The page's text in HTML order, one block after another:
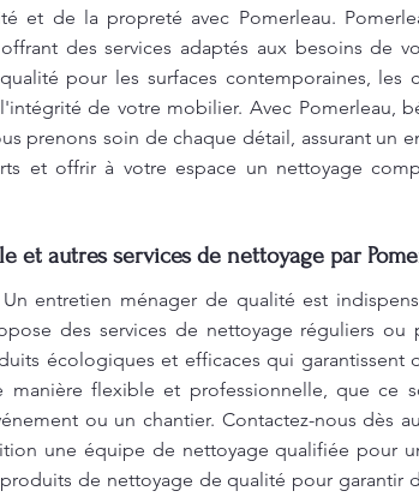
et de la propreté avec Pomerleau.
des services adaptés aux besoins de
pour les surfaces contemporaines, les
de votre mobilier. Avec Pomerleau,
prenons soin de chaque détail, assurant un
et offrir à votre espace un nettoyage
et autres services de nettoyage par
entretien ménager de qualité est
des services de nettoyage réguliers
écologiques et efficaces qui garantissent
manière flexible et professionnelle, que ce
ou un chantier. Contactez-nous dès
une équipe de nettoyage qualifiée pour
de nettoyage de qualité pour garantir